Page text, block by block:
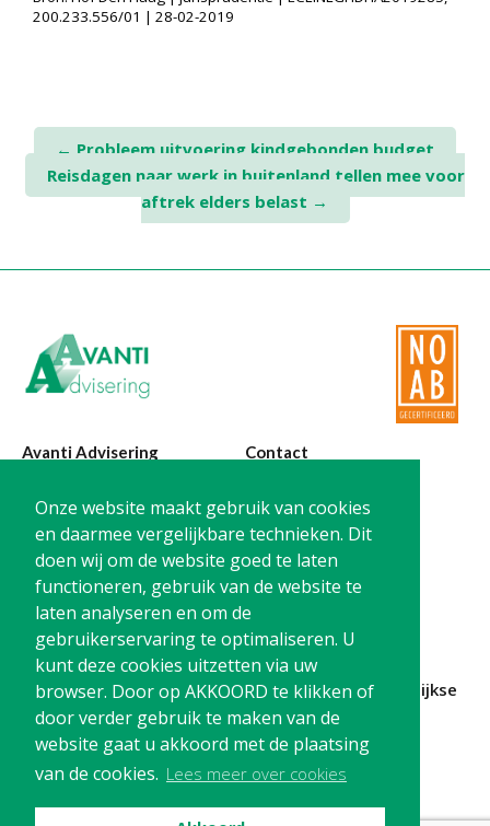
Onze website maakt gebruik van cookies
en daarmee vergelijkbare technieken. Dit
doen wij om de website goed te laten
functioneren, gebruik van de website te
laten analyseren en om de
gebruikerservaring te optimaliseren. U
kunt deze cookies uitzetten via uw
browser. Door op AKKOORD te klikken of
door verder gebruik te maken van de
website gaat u akkoord met de plaatsing
van de cookies. Lees meer over cookies
200.233.556/01 | 28-02-2019
Post
navigation
← Probleem uitvoering kindgebonden budget
Reisdagen naar werk in buitenland tellen mee voor
aftrek elders belast →
Avanti Advisering
Poelstraat 4
1441 RR Purmerend
Contact
T: 0299-420870
@:
info@avanti-
advisering.nl
BTW: NL861212733B01
Blijf op de hoogte en schrijf je in voor onze maandelijkse
nieuwsbrief
Schrijf me in!